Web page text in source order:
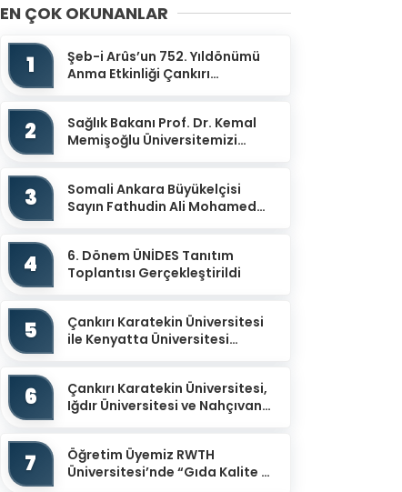
EN ÇOK OKUNANLAR
1
Şeb-i Arûs’un 752. Yıldönümü
Anma Etkinliği Çankırı
2
Sağlık Bakanı Prof. Dr. Kemal
Memişoğlu Üniversitemizi
3
Somali Ankara Büyükelçisi
Sayın Fathudin Ali Mohamed
4
6. Dönem ÜNİDES Tanıtım
Toplantısı Gerçekleştirildi
5
Çankırı Karatekin Üniversitesi
ile Kenyatta Üniversitesi
6
Çankırı Karatekin Üniversitesi,
Iğdır Üniversitesi ve Nahçıvan
7
Öğretim Üyemiz RWTH
Üniversitesi’nde “Gıda Kalite ve